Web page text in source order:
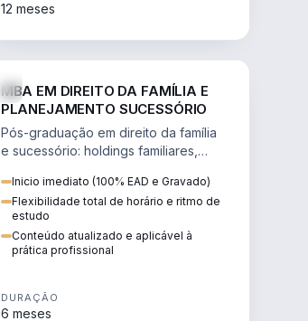
12 meses
MBA EM DIREITO DA FAMÍLIA E
PLANEJAMENTO SUCESSÓRIO
Pós-graduação em direito da família
e sucessório: holdings familiares,
tributação da sucessão.
Inicio imediato (100% EAD e Gravado)
Flexibilidade total de horário e ritmo de
estudo
Conteúdo atualizado e aplicável à
prática profissional
DURAÇÃO
6 meses